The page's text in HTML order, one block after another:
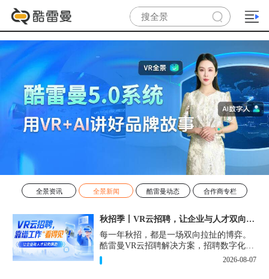
全景资讯 全景新闻 酷雷曼动态 合作商专栏
秋招季丨VR云招聘，让企业与人才双向奔赴！
每一年秋招，都是一场双向拉扯的博弈。
酷雷曼VR云招聘解决方案，招聘数字化的
实用工具，告别“信息博弈”，真正实现企
业与人才双向奔赴。
2026-08-07